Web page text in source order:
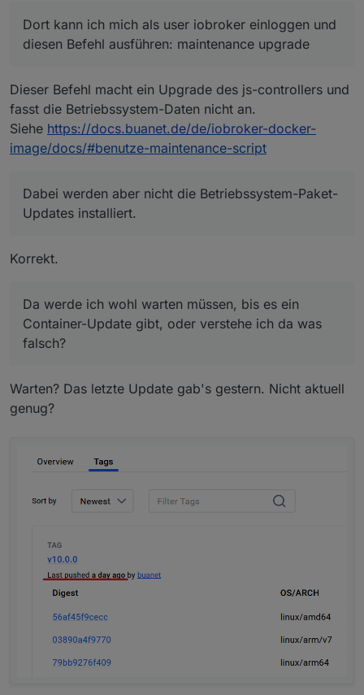
Dabei werden aber nicht die Betriebssystem-
Paket-Updates installiert.
Da werde ich wohl warten müssen, bis es ein
falsch?
Dort kann ich mich als user iobroker einloggen und
diesen Befehl ausführen: maintenance upgrade
Dieser Befehl macht ein Upgrade des js-controllers und
fasst die Betriebssystem-Daten nicht an.
Siehe https://docs.buanet.de/de/iobroker-docker-
image/docs/#benutze-maintenance-script
Dabei werden aber nicht die Betriebssystem-Paket-
Updates installiert.
Korrekt.
Da werde ich wohl warten müssen, bis es ein
Container-Update gibt, oder verstehe ich da was
falsch?
Warten? Das letzte Update gab's gestern. Nicht aktuell
genug?